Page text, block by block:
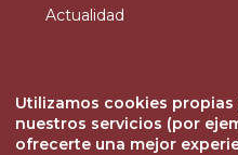
Actualidad
Teléfono: (+34) 943
Fax: (+34) 943 344 332
Utilizamos cookies
nuestros servicios (por
ofrecerte una mejor